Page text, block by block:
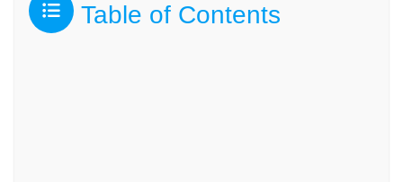
Table of Contents